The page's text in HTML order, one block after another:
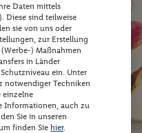
Daten mittels
Diese sind teilweise
sie von uns oder
zur Erstellung
) Maßnahmen
in Länder
ein. Unter
notwendiger Techniken
einzelne
Informationen, auch zu
Sie in unseren
finden Sie hier.